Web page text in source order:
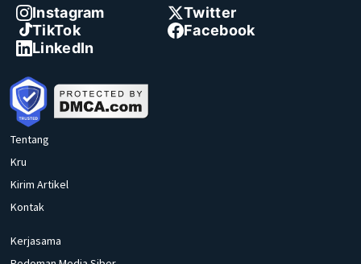
Instagram
Twitter
TikTok
Facebook
LinkedIn
Tentang
Kru
Kirim Artikel
Kontak
Kerjasama